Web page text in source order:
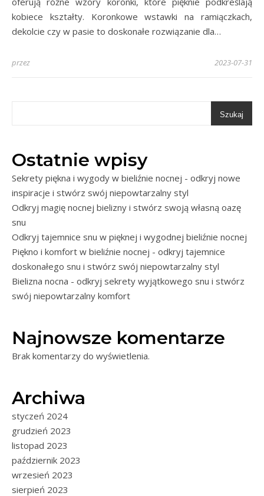
kobiece kształty. Koronkowe wstawki na ramiączkach,
dekolcie czy w pasie to doskonałe rozwiązanie dla…
przez 2023-07-31
Szukaj
Ostatnie wpisy
Sekrety piękna i wygody w bieliźnie nocnej - odkryj nowe
inspiracje i stwórz swój niepowtarzalny styl
Odkryj magię nocnej bielizny i stwórz swoją własną oazę
snu
Odkryj tajemnice snu w pięknej i wygodnej bieliźnie nocnej
Piękno i komfort w bieliźnie nocnej - odkryj tajemnice
doskonałego snu i stwórz swój niepowtarzalny styl
Bielizna nocna - odkryj sekrety wyjątkowego snu i stwórz
swój niepowtarzalny komfort
Najnowsze komentarze
Brak komentarzy do wyświetlenia.
Archiwa
styczeń 2024
grudzień 2023
listopad 2023
październik 2023
wrzesień 2023
sierpień 2023